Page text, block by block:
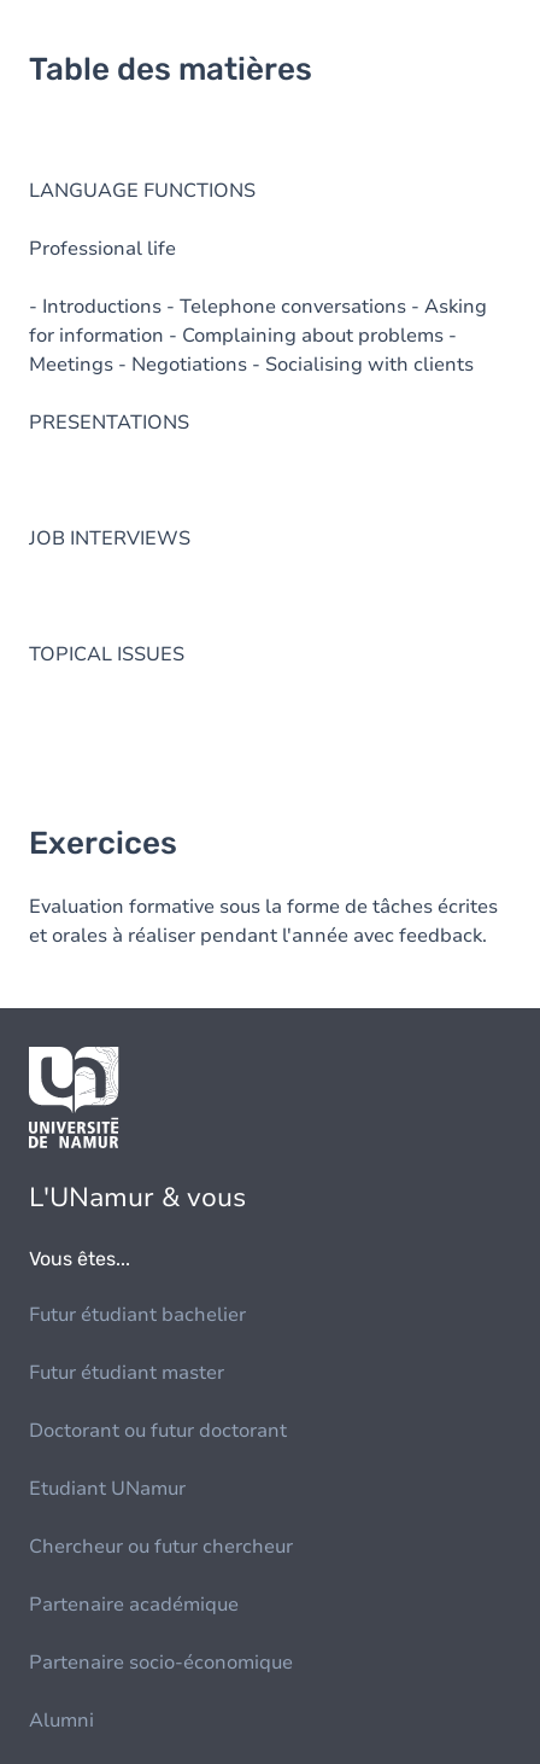
Table des matières
LANGUAGE FUNCTIONS
Professional life
- Introductions - Telephone conversations - Asking
for information - Complaining about problems -
Meetings - Negotiations - Socialising with clients
PRESENTATIONS
JOB INTERVIEWS
TOPICAL ISSUES
Exercices
Evaluation formative sous la forme de tâches écrites
et orales à réaliser pendant l'année avec feedback.
L'UNamur & vous
Vous êtes...
Futur étudiant bachelier
Futur étudiant master
Doctorant ou futur doctorant
Etudiant UNamur
Chercheur ou futur chercheur
Partenaire académique
Partenaire socio-économique
Alumni